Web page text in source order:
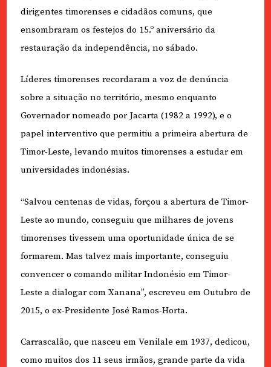
dirigentes timorenses e cidadãos comuns, que
ensombraram os festejos do 15.º aniversário da
restauração da independência, no sábado.
Líderes timorenses recordaram a voz de denúncia
sobre a situação no território, mesmo enquanto
Governador nomeado por Jacarta (1982 a 1992), e o
papel interventivo que permitiu a primeira abertura de
Timor-Leste, levando muitos timorenses a estudar em
universidades indonésias.
“Salvou centenas de vidas, forçou a abertura de Timor-
Leste ao mundo, conseguiu que milhares de jovens
timorenses tivessem uma oportunidade única de se
formarem. Mas talvez mais importante, conseguiu
convencer o comando militar Indonésio em Timor-
Leste a dialogar com Xanana”, escreveu em Outubro de
2015, o ex-Presidente José Ramos-Horta.
Carrascalão, que nasceu em Venilale em 1937, dedicou,
como muitos dos 11 seus irmãos, grande parte da vida